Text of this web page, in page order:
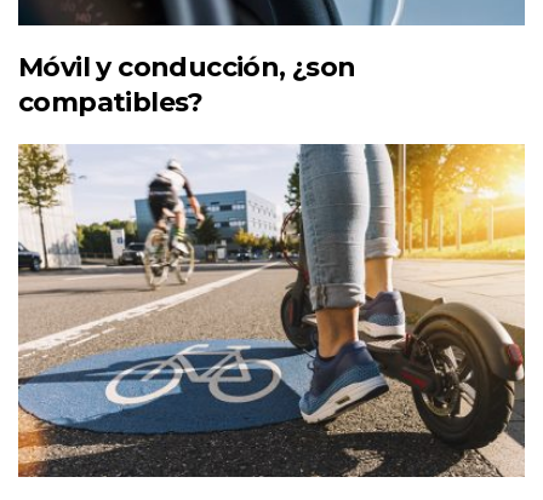
Móvil y conducción, ¿son
compatibles?